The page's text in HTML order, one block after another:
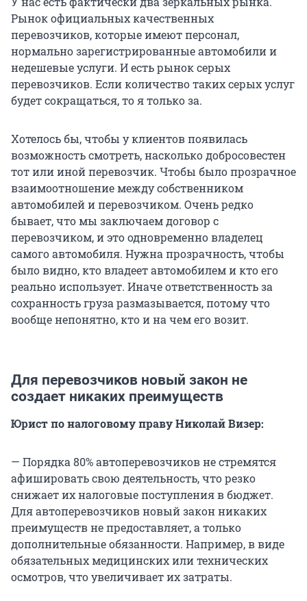
Рынок официальных качественных
перевозчиков, которые имеют персонал,
нормально зарегистрированные автомобили и
недешевые услуги. И есть рынок серых
перевозчиков. Если количество таких серых услуг
будет сокращаться, то я только за.
Хотелось бы, чтобы у клиентов появилась
возможность смотреть, насколько добросовестен
тот или иной перевозчик. Чтобы было прозрачное
взаимоотношение между собственником
автомобилей и перевозчиком. Очень редко
бывает, что мы заключаем договор с
перевозчиком, и это одновременно владелец
самого автомобиля. Нужна прозрачность, чтобы
было видно, кто владеет автомобилем и кто его
реально использует. Иначе ответственность за
сохранность груза размазывается, потому что
вообще непонятно, кто и на чем его возит.
Для перевозчиков новый закон не
создает никаких преимуществ
Юрист по налоговому праву Николай Визер:
— Порядка 80% автоперевозчиков не стремятся
афишировать свою деятельность, что резко
снижает их налоговые поступления в бюджет.
Для автоперевозчиков новый закон никаких
преимуществ не предоставляет, а только
дополнительные обязанности. Например, в виде
обязательных медицинских или технических
осмотров, что увеличивает их затраты.